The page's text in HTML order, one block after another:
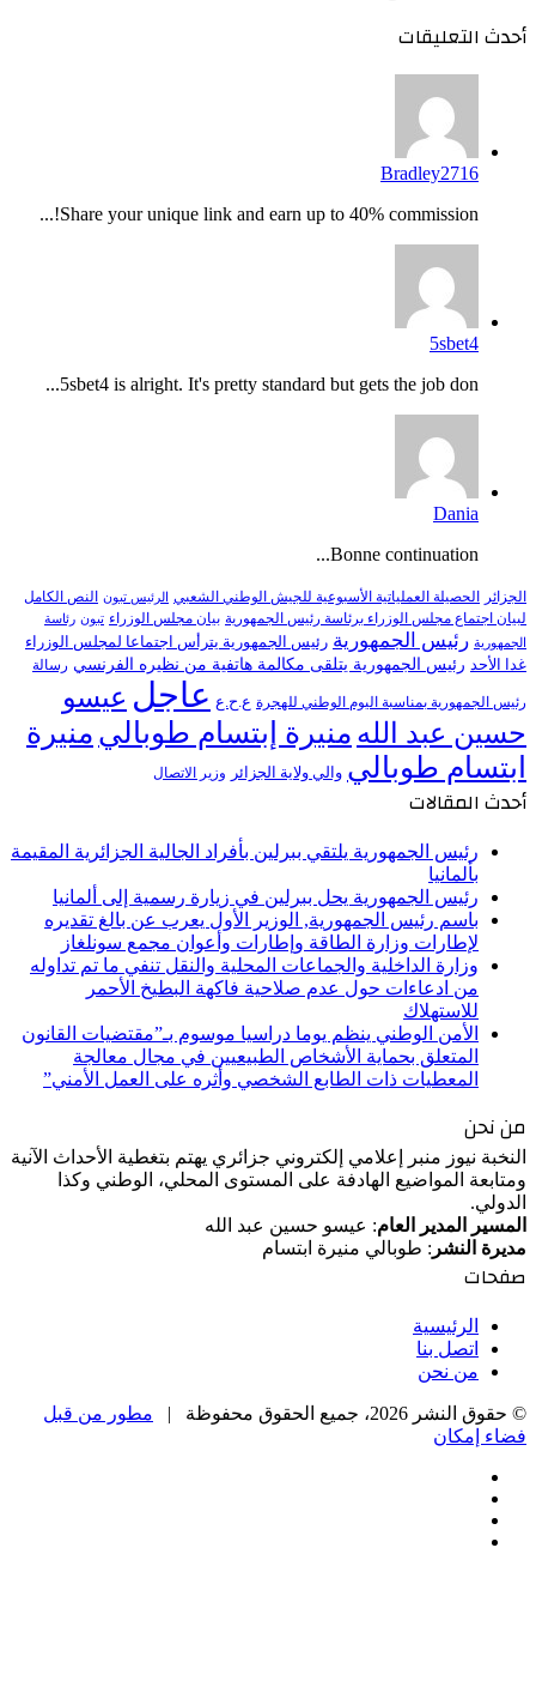
أحدث التعليقات
Bradley2716
Share your unique link and earn up to 40% commission!...
5sbet4
5sbet4 is alright. It's pretty standard but gets the job don...
Dania
Bonne continuation...
الجزائر الحصيلة العملياتية الأسبوعية للجيش الوطني الشعبي الرئيس تبون النص الكامل
لبيان اجتماع مجلس الوزراء برئاسة رئيس الجمهورية بيان مجلس الوزراء تبون رئاسة
الجمهورية رئيس الجمهورية رئيس الجمهورية يترأس اجتماعا لمجلس الوزراء
غدا الأحد رئيس الجمهورية يتلقى مكالمة هاتفية من نظيره الفرنسي رسالة
رئيس الجمهورية بمناسبة اليوم الوطني للهجرة ع.ح.ع عاجل عيسو
حسين عبد الله منيرة إبتسام طوبالي منيرة
ابتسام طوبالي والي ولاية الجزائر وزير الاتصال
أحدث المقالات
رئيس الجمهورية يلتقي ببرلين بأفراد الجالية الجزائرية المقيمة
بألمانيا
رئيس الجمهورية يحل ببرلين في زيارة رسمية إلى ألمانيا
باسم رئيس الجمهورية, الوزير الأول يعرب عن بالغ تقديره
لإطارات وزارة الطاقة وإطارات وأعوان مجمع سونلغاز
وزارة الداخلية والجماعات المحلية والنقل تنفي ما تم تداوله
من ادعاءات حول عدم صلاحية فاكهة البطيخ الأحمر
للاستهلاك
الأمن الوطني ينظم يوما دراسيا موسوم بـ”مقتضيات القانون
المتعلق بحماية الأشخاص الطبيعيين في مجال معالجة
المعطيات ذات الطابع الشخصي وأثره على العمل الأمني”
من نحن
النخبة نيوز منبر إعلامي إلكتروني جزائري يهتم بتغطية الأحداث الآنية
ومتابعة المواضيع الهادفة على المستوى المحلي، الوطني وكذا
الدولي.
المسير المدير العام: عيسو حسين عبد الله
مديرة النشر : طوبالي منيرة ابتسام
صفحات
الرئيسية
اتصل بنا
من نحن
© حقوق النشر 2026، جميع الحقوق محفوظة |
مطور من قبل
فضاء إمكان